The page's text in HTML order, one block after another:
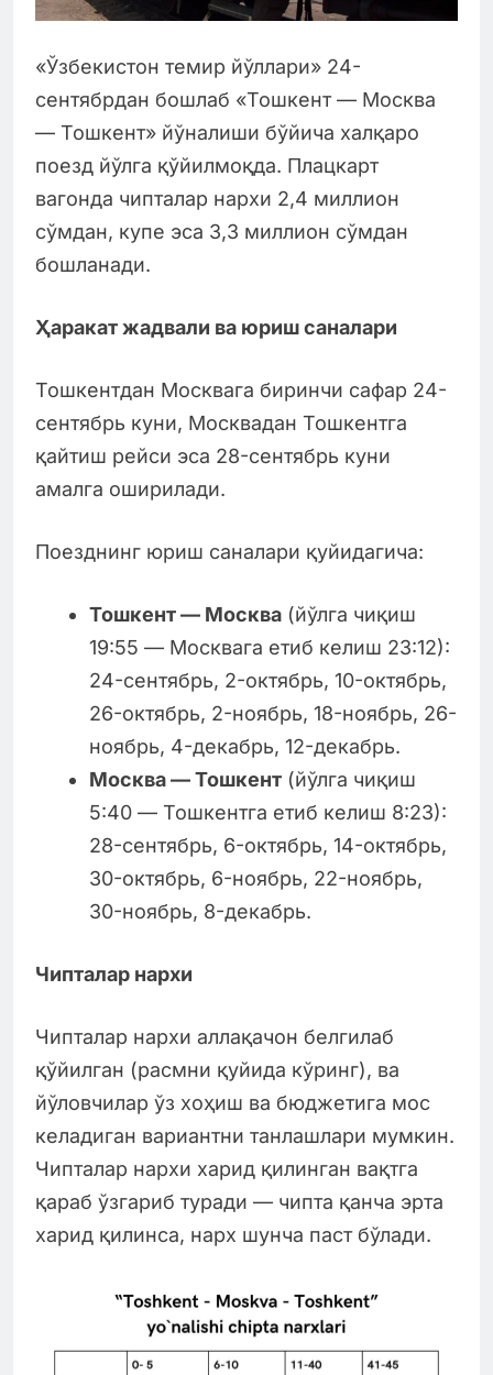
«Ўзбекистон темир йўллари» 24-
сентябрдан бошлаб «Тошкент — Москва
— Тошкент» йўналиши бўйича халқаро
поезд йўлга қўйилмоқда. Плацкарт
вагонда чипталар нархи 2,4 миллион
сўмдан, купе эса 3,3 миллион сўмдан
бошланади.
Ҳаракат жадвали ва юриш саналари
Тошкентдан Москвага биринчи сафар 24-
сентябрь куни, Москвадан Тошкентга
қайтиш рейси эса 28-сентябрь куни
амалга оширилади.
Поезднинг юриш саналари қуйидагича:
Тошкент — Москва (йўлга чиқиш
19:55 — Москвага етиб келиш 23:12):
24-сентябрь, 2-октябрь, 10-октябрь,
26-октябрь, 2-ноябрь, 18-ноябрь, 26-
ноябрь, 4-декабрь, 12-декабрь.
Москва — Тошкент (йўлга чиқиш
5:40 — Тошкентга етиб келиш 8:23):
28-сентябрь, 6-октябрь, 14-октябрь,
30-октябрь, 6-ноябрь, 22-ноябрь,
30-ноябрь, 8-декабрь.
Чипталар нархи
Чипталар нархи аллақачон белгилаб
қўйилган (расмни қуйида кўринг), ва
йўловчилар ўз хоҳиш ва бюджетига мос
келадиган вариантни танлашлари мумкин.
Чипталар нархи харид қилинган вақтга
қараб ўзгариб туради — чипта қанча эрта
харид қилинса, нарх шунча паст бўлади.